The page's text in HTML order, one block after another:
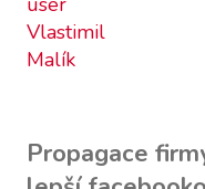
Propagace